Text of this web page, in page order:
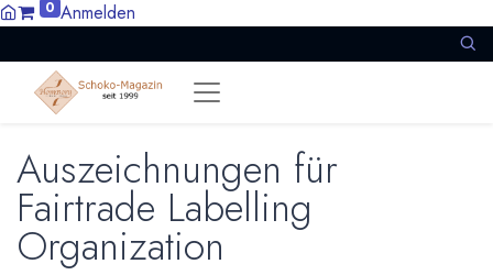
0 Anmelden
Auszeichnungen für
Fairtrade Labelling
Organization